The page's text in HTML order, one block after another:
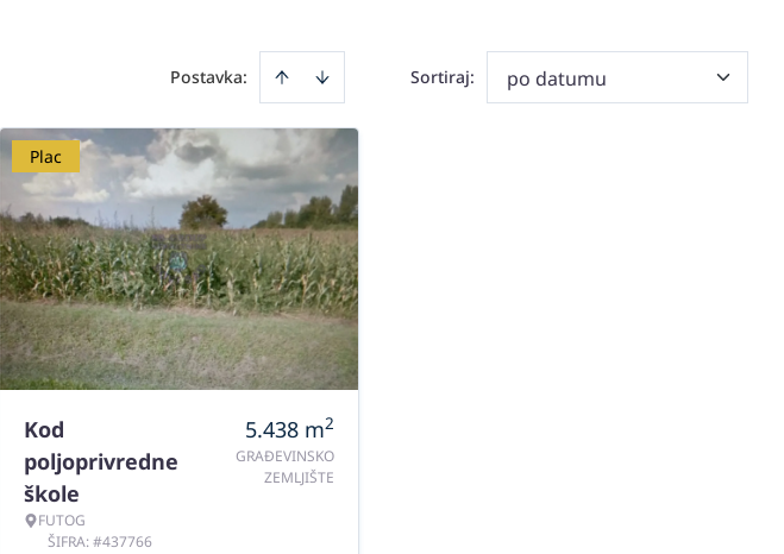
Postavka: Sortiraj: po datumu
Plac
Kod
poljoprivredne
škole
FUTOG
ŠIFRA: #437766
5.438 m2
GRAĐEVINSKO
ZEMLJIŠTE